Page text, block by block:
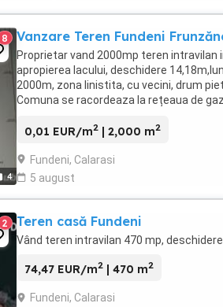
4
8 Vanzare Teren Fundeni
Proprietar vand 2000mp teren intravilan
apropierea lacului, deschidere
2000m, zona linistita, cu vecini, drum
Comuna se racordeaza la rețeaua de
0,01 EUR/m2 | 2,000 m2
Fundeni, Calarasi
5 august
2 Teren casă Fundeni
Vând teren intravilan 470 mp,
74,47 EUR/m2 | 470 m2
Fundeni, Calarasi